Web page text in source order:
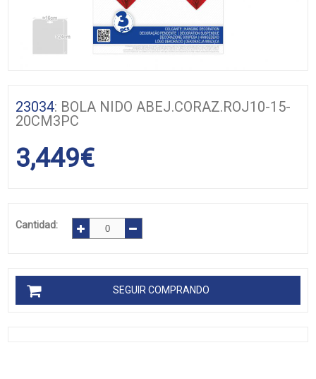
23034: BOLA NIDO ABEJ.CORAZ.ROJ10-15-
20CM3PC
3,449€
Cantidad:
SEGUIR COMPRANDO